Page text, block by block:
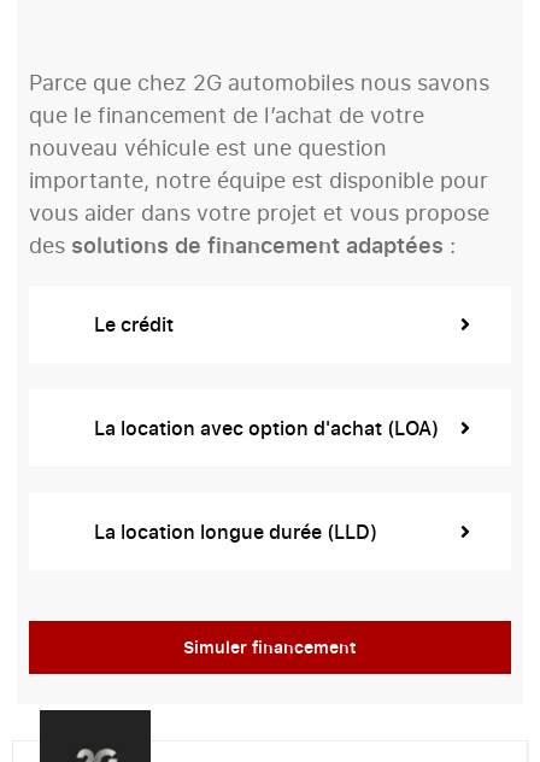
Parce que chez 2G automobiles nous savons
que le financement de l’achat de votre
nouveau véhicule est une question
importante, notre équipe est disponible pour
vous aider dans votre projet et vous propose
des solutions de financement adaptées :
Le crédit
La location avec option d'achat (LOA)
La location longue durée (LLD)
Simuler financement